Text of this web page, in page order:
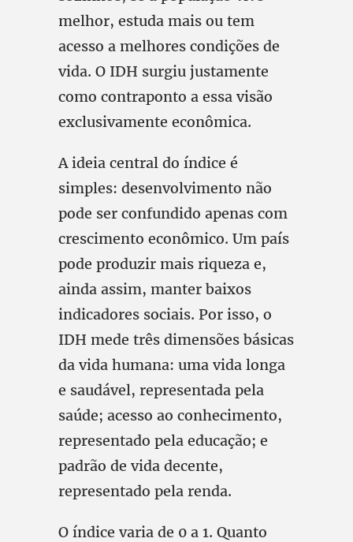
melhor, estuda mais ou tem
acesso a melhores condições de
vida. O IDH surgiu justamente
como contraponto a essa visão
exclusivamente econômica.
A ideia central do índice é
simples: desenvolvimento não
pode ser confundido apenas com
crescimento econômico. Um país
pode produzir mais riqueza e,
ainda assim, manter baixos
indicadores sociais. Por isso, o
IDH mede três dimensões básicas
da vida humana: uma vida longa
e saudável, representada pela
saúde; acesso ao conhecimento,
representado pela educação; e
padrão de vida decente,
representado pela renda.
O índice varia de 0 a 1. Quanto